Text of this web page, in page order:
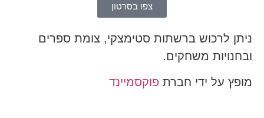
צפו בסרטון
ניתן לרכוש ברשתות סטימצקי, צומת ספרים
ובחנויות משחקים.
מופץ על ידי חברתפוקסמיינד